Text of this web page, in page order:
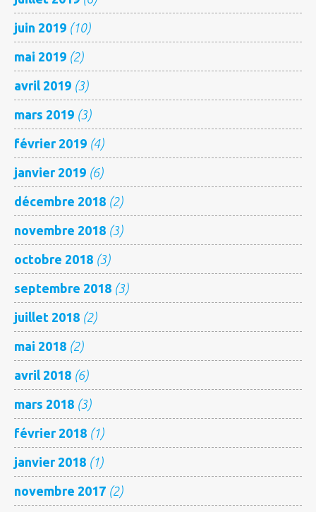
juin 2019 (10)
mai 2019 (2)
avril 2019 (3)
mars 2019 (3)
février 2019 (4)
janvier 2019 (6)
décembre 2018 (2)
novembre 2018 (3)
octobre 2018 (3)
septembre 2018 (3)
juillet 2018 (2)
mai 2018 (2)
avril 2018 (6)
mars 2018 (3)
février 2018 (1)
janvier 2018 (1)
novembre 2017 (2)